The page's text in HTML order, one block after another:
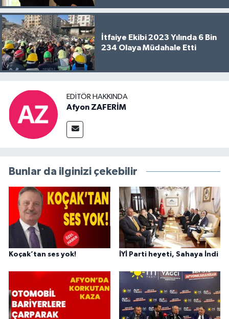
İtfaiye Ekibi 2023 Yılında 6 Bin
234 Olaya Müdahale Etti
EDITÖR HAKKINDA
Afyon ZAFERİM
Bunlar da ilginizi çekebilir
Koçak’tan ses yok! İYİ Parti heyeti, Sahaya İndi